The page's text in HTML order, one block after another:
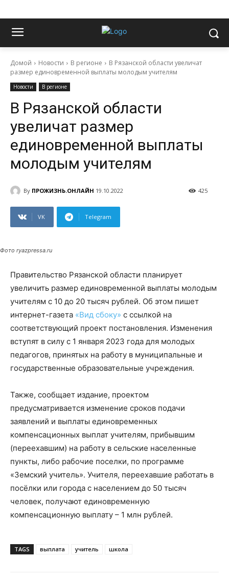
Домой Новости В регионе
В Рязанской области увеличат
размер единовременной выплаты молодым учителям
Новости В регионе
В Рязанской области
увеличат размер
единовременной выплаты
молодым учителям
By ПРОЖИЗНЬ.ОНЛАЙН 19.10.2022 425
VK Telegram
Фото ryazpressa.ru
Правительство Рязанской области планирует
увеличить размер единовременной выплаты молодым
учителям с 10 до 20 тысяч рублей. Об этом пишет
интернет-газета «Вид сбоку» с ссылкой на
соответствующий проект постановления. Изменения
вступят в силу с 1 января 2023 года для молодых
педагогов, принятых на работу в муниципальные и
государственные образовательные учреждения.
Также, сообщает издание, проектом
предусматривается изменение сроков подачи
заявлений и выплаты единовременных
компенсационных выплат учителям, прибывшим
(переехавшим) на работу в сельские населенные
пункты, либо рабочие поселки, по программе
«Земский учитель». Учителя, переехавшие работать в
посёлки или города с населением до 50 тысяч
человек, получают единовременную
компенсационную выплату – 1 млн рублей.
TAGS выплата учитель школа